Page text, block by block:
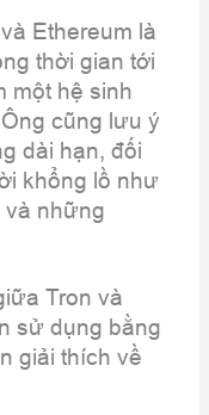
Ethereum là
thời gian tới
một hệ sinh
cũng lưu ý
dài hạn, đối
khổng lồ như
và những
Tron và
sử dụng bằng
giải thích về